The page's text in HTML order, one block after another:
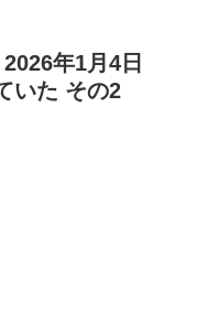
年1月4日
いた その2